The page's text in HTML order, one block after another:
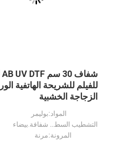
مواد طباعة الفيلم الذهبي المرن
AB UV DTF
CMYK + أبيض + ورنيش
المرونة:مرنة
الحجم: